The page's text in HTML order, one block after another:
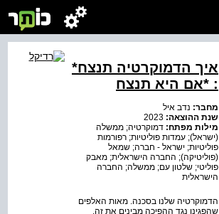
איך הדמוקרטיה תנצח*
: *אם היא תנצח
מחבר: נדב איל
שנת ההוצאה:
מילות מפתח: דמוקרטיה; ממשלה
(ישראל); עמדות פוליטיות; רפורמות
פוליטיות; ישראל - חברה; שמאל
(פוליטיקה); החברה הישראלית; מאבק
פוליטי; שלטון עם; ממשלה; החברה
הישראלית
הדמוקרטיה שלנו בסכנה. מאות האלפים
שהפגינו נגד ההפיכה מבינים את זה.